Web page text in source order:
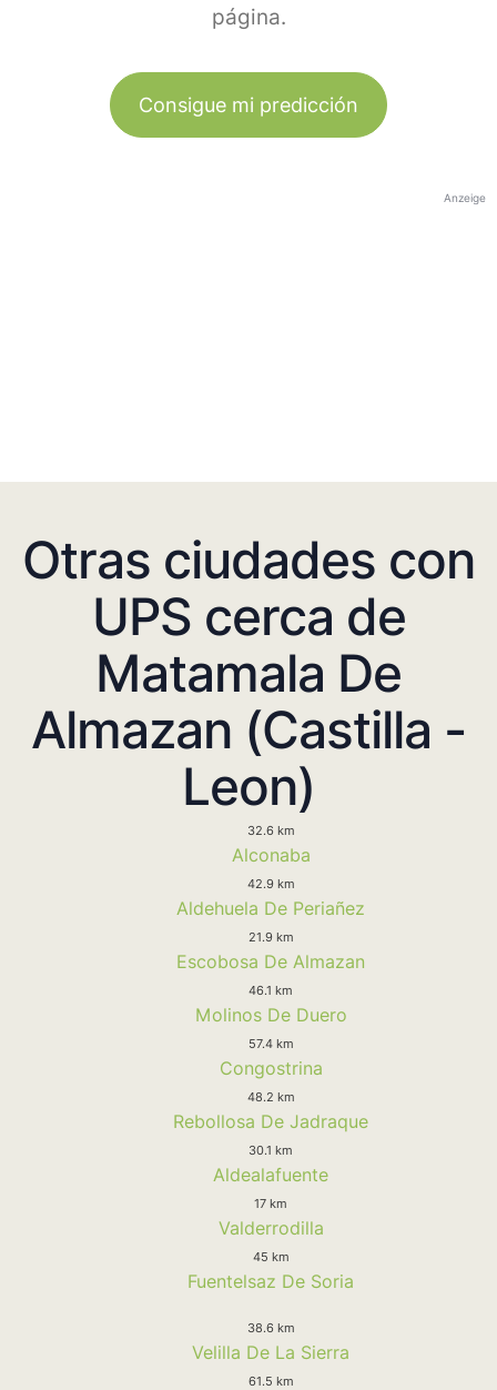
página.
Consigue mi predicción
Anzeige
Otras ciudades con
UPS cerca de
Matamala De
Almazan (Castilla -
Leon)
32.6 km
Alconaba
42.9 km
Aldehuela De Periañez
21.9 km
Escobosa De Almazan
46.1 km
Molinos De Duero
57.4 km
Congostrina
48.2 km
Rebollosa De Jadraque
30.1 km
Aldealafuente
17 km
Valderrodilla
45 km
Fuentelsaz De Soria
38.6 km
Velilla De La Sierra
61.5 km